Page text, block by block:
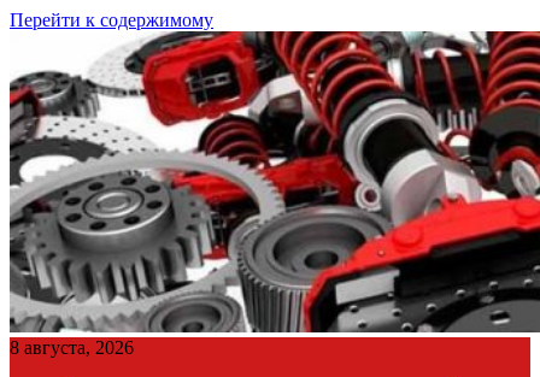
Перейти к содержимому
8 августа, 2026